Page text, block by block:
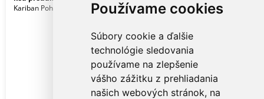
Používame cookies
Súbory cookie a ďalšie
technológie sledovania
používame na zlepšenie
vášho zážitku z prehliadania
našich webových stránok, na
Kariban Pohlavie: Muži